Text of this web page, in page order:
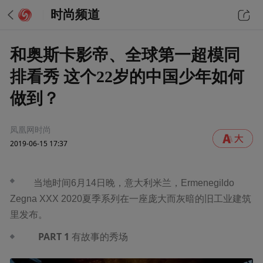
时尚频道
和奥斯卡影帝、全球第一超模同
排看秀 这个22岁的中国少年如何
做到？
凤凰网时尚
2019-06-15 17:37
当地时间6月14日晚，意大利米兰，Ermenegildo
Zegna XXX 2020夏季系列在一座庞大而灰暗的旧工业建筑
里发布。
PART 1 有故事的秀场